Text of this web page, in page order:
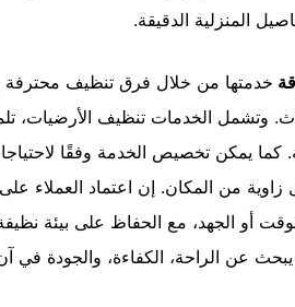
المنزلية الدقيقة.
خدمتها من خلال فرق تنظيف محترفة
وتشمل الخدمات تنظيف الأرضيات،
كما يمكن تخصيص الخدمة وفقًا
زاوية من المكان. إن اعتماد العملاء
أو الجهد، مع الحفاظ على بيئة
عن الراحة، الكفاءة، والجودة في